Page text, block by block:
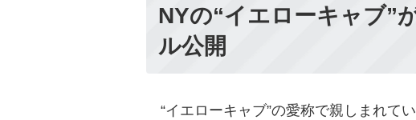
NYの“イエローキャブ
ル公開
“イエローキャブ”の愛称で親しまれて